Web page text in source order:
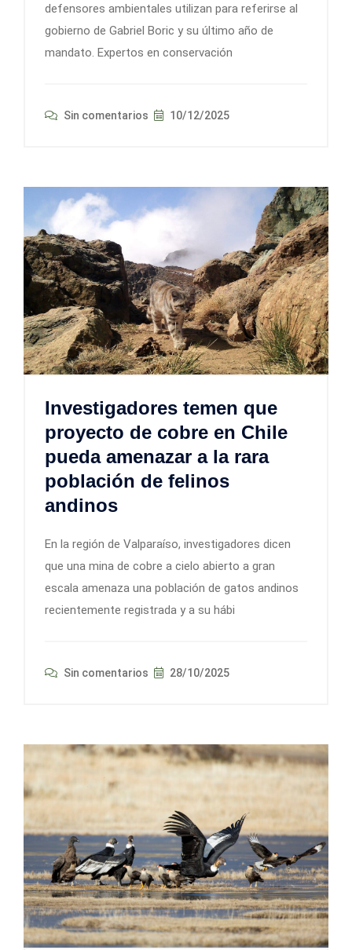
defensores ambientales utilizan para referirse al
gobierno de Gabriel Boric y su último año de
mandato. Expertos en conservación
Sin comentarios 10/12/2025
Investigadores temen que
proyecto de cobre en Chile
pueda amenazar a la rara
población de felinos
andinos
En la región de Valparaíso, investigadores dicen
que una mina de cobre a cielo abierto a gran
escala amenaza una población de gatos andinos
recientemente registrada y a su hábi
Sin comentarios 28/10/2025